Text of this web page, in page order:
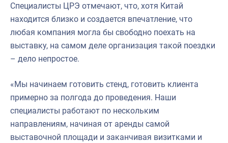
Специалисты ЦРЭ отмечают, что, хотя Китай
находится близко и создается впечатление, что
любая компания могла бы свободно поехать на
выставку, на самом деле организация такой поездки
– дело непростое.
«Мы начинаем готовить стенд, готовить клиента
примерно за полгода до проведения. Наши
специалисты работают по нескольким
направлениям, начиная от аренды самой
выставочной площади и заканчивая визитками и